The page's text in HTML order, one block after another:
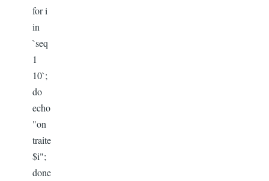
for i
in
`seq
1
10`;
do
echo
"on
traite
$i";
done